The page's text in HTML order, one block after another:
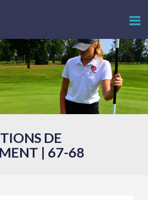
DE
| 67-68